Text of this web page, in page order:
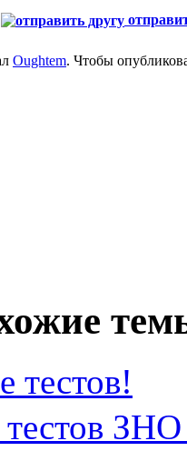
Oughtem. Чтобы
тестов!
тестов